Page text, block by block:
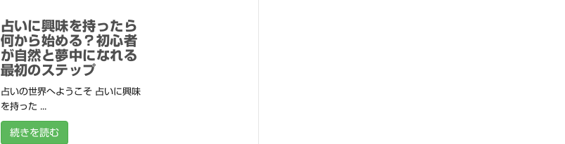
占いに興味を持ったら
何から始める？初心者
が自然と夢中になれる
最初のステップ
占いの世界へようこそ 占いに興味
を持った ...
続きを読む